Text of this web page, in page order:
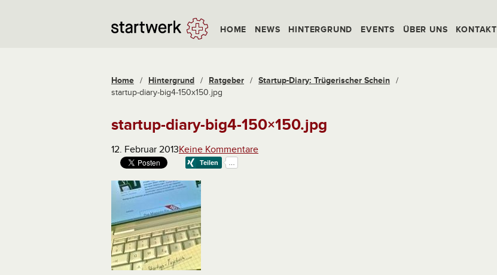
HOME NEWS HINTERGRUND EVENTS ÜBER UNS KONTAKT
Home / Hintergrund / Ratgeber / Startup-Diary: Trügerischer Schein /
startup-diary-big4-150x150.jpg
startup-diary-big4-150×150.jpg
12. Februar 2013Keine Kommentare